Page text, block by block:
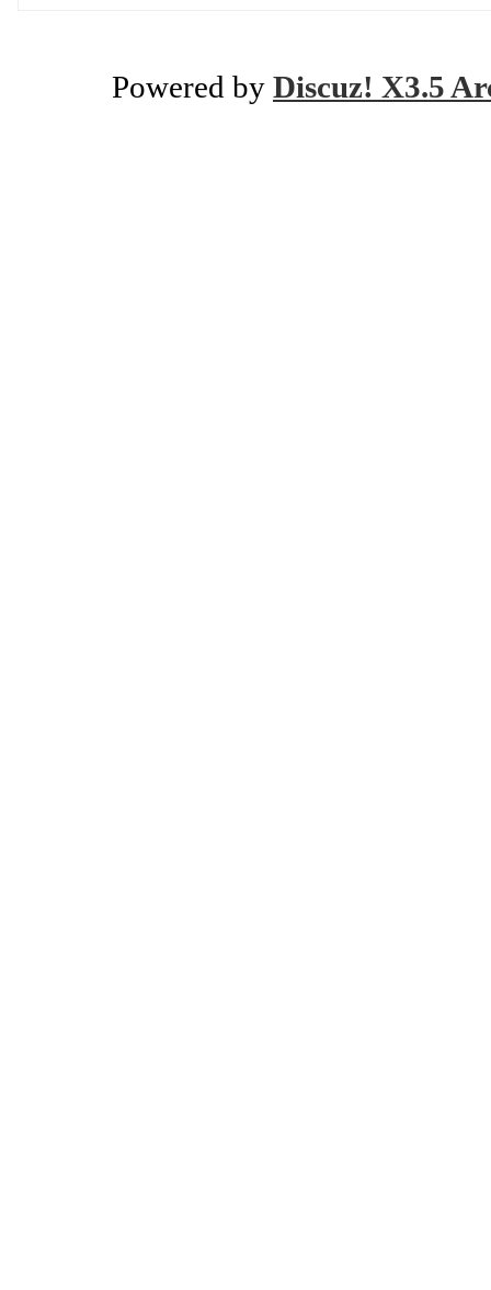
Powered by Discuz! X3.5